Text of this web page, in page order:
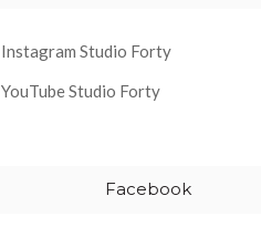
Instagram Studio Forty
YouTube Studio Forty
Facebook